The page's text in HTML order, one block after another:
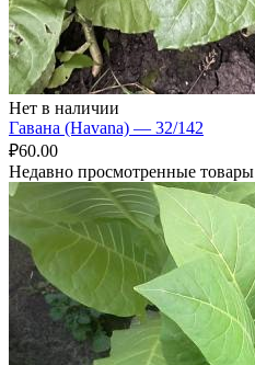
Нет в наличии
Гавана (Havana) — 32/142
₽60.00
Недавно просмотренные товары